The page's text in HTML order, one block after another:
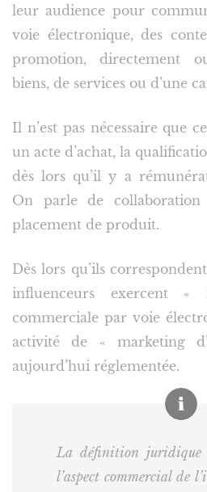
leur audience pour
voie électronique, des
promotion, directement
biens, de services ou d’une
Il n’est pas nécessaire que
un acte d’achat, la
dès lors qu’il y a
On parle de
placement de produit.
Dès lors qu’ils
influenceurs exercent «
commerciale par voie
activité de « marketing
aujourd’hui réglementée.
La définition juridique
l’aspect commercial de